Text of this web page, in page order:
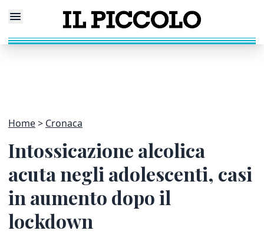
Home Cronaca
Intossicazione alcolica
acuta negli adolescenti, casi
in aumento dopo il
lockdown